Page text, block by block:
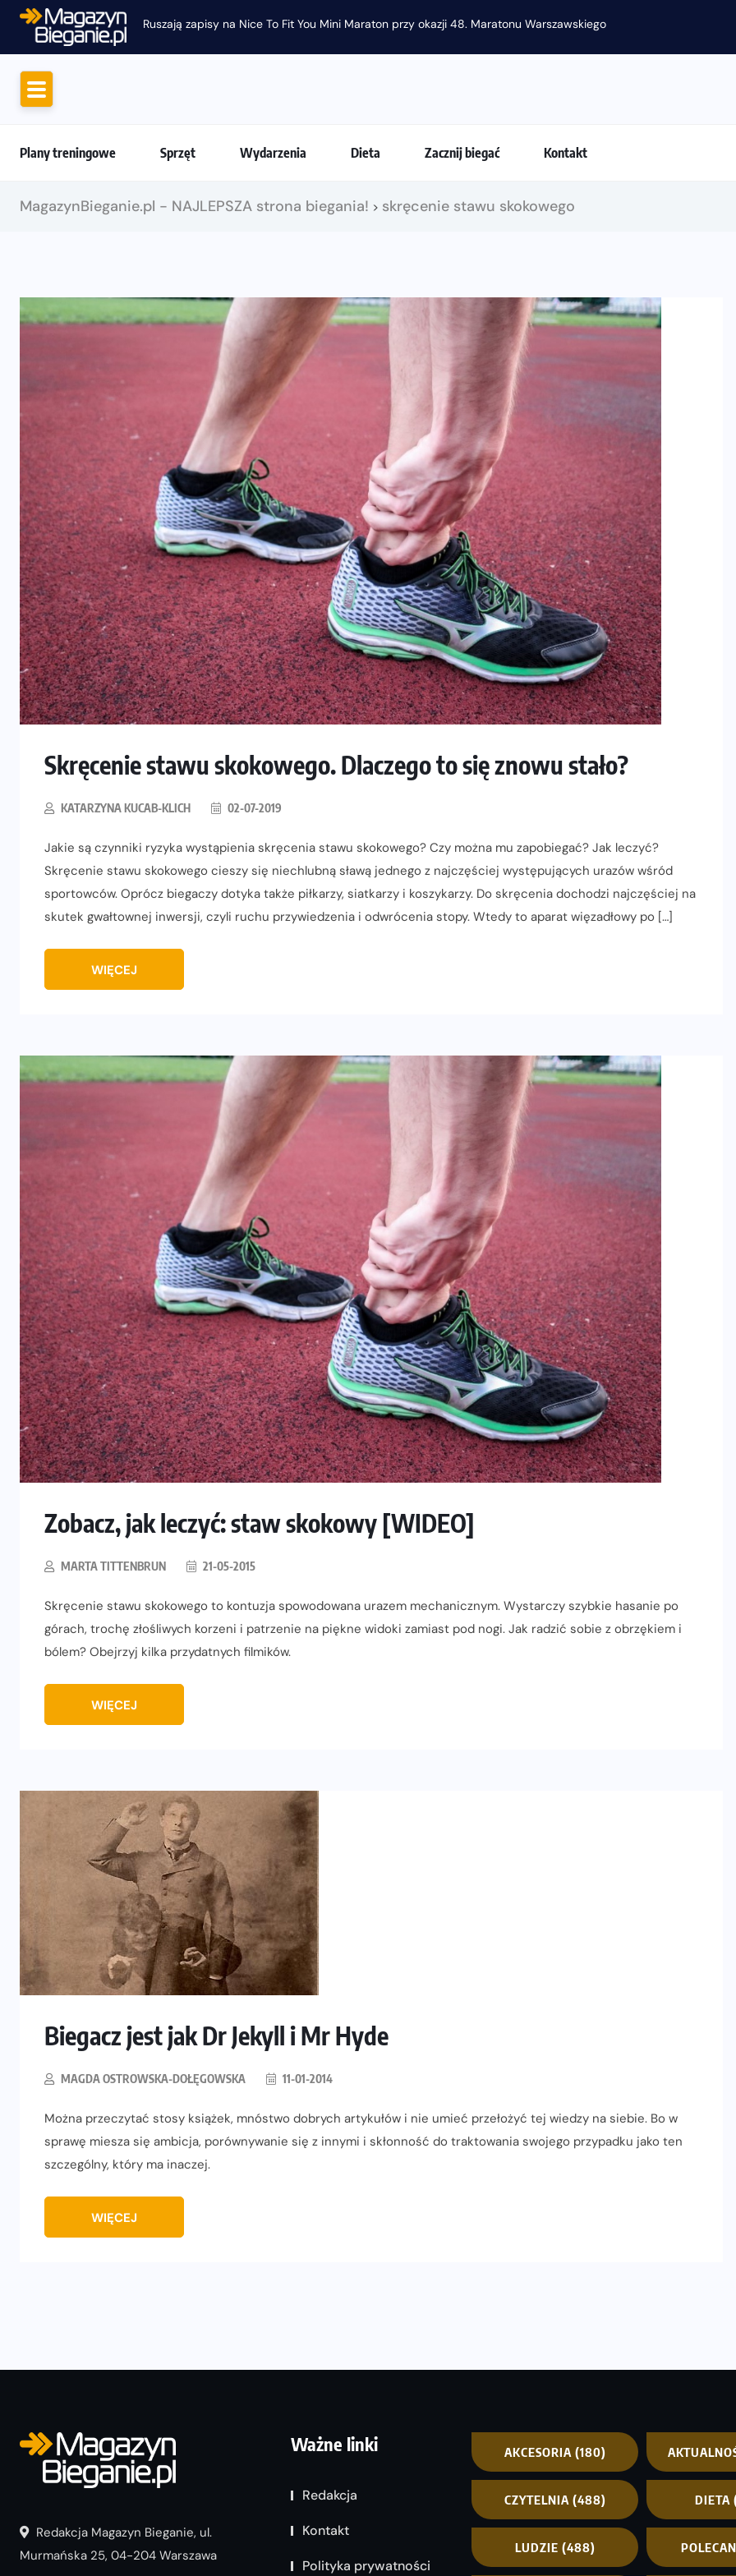
Ruszają zapisy na Nice To Fit You Mini Maraton przy okazji 48. Maratonu Warszawskiego
Plany treningowe Sprzęt Wydarzenia Dieta Zacznij biegać Kontakt
MagazynBieganie.pl - NAJLEPSZA strona biegania! > skręcenie stawu skokowego
Skręcenie stawu skokowego. Dlaczego to się znowu stało?
KATARZYNA KUCAB-KLICH 02-07-2019
Jakie są czynniki ryzyka wystąpienia skręcenia stawu skokowego? Czy można mu zapobiegać? Jak leczyć?
Skręcenie stawu skokowego cieszy się niechlubną sławą jednego z najczęściej występujących urazów wśród
sportowców. Oprócz biegaczy dotyka także piłkarzy, siatkarzy i koszykarzy. Do skręcenia dochodzi najczęściej na
skutek gwałtownej inwersji, czyli ruchu przywiedzenia i odwrócenia stopy. Wtedy to aparat więzadłowy po […]
WIĘCEJ
Zobacz, jak leczyć: staw skokowy [WIDEO]
MARTA TITTENBRUN 21-05-2015
Skręcenie stawu skokowego to kontuzja spowodowana urazem mechanicznym. Wystarczy szybkie hasanie po
górach, trochę złośliwych korzeni i patrzenie na piękne widoki zamiast pod nogi. Jak radzić sobie z obrzękiem i
bólem? Obejrzyj kilka przydatnych filmików.
WIĘCEJ
Biegacz jest jak Dr Jekyll i Mr Hyde
MAGDA OSTROWSKA-DOŁĘGOWSKA 11-01-2014
Można przeczytać stosy książek, mnóstwo dobrych artykułów i nie umieć przełożyć tej wiedzy na siebie. Bo w
sprawę miesza się ambicja, porównywanie się z innymi i skłonność do traktowania swojego przypadku jako ten
szczególny, który ma inaczej.
WIĘCEJ
Redakcja Magazyn Bieganie, ul.
Murmańska 25, 04-204 Warszawa
Ważne linki
Redakcja
Kontakt
Polityka prywatności
AKCESORIA (180)
CZYTELNIA (488) DIETA
LUDZIE (488)